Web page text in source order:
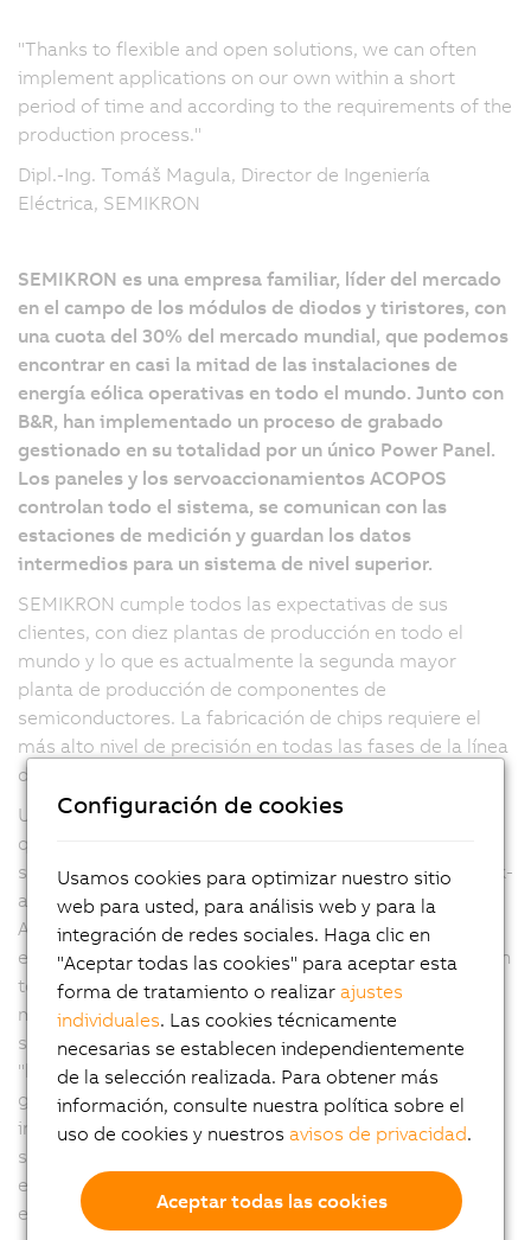
"Thanks to flexible and open solutions, we can often
implement applications on our own within a short
period of time and according to the requirements of the
production process."
Dipl.-Ing. Tomáš Magula, Director de Ingeniería
Eléctrica, SEMIKRON
SEMIKRON es una empresa familiar, líder del mercado
en el campo de los módulos de diodos y tiristores, con
una cuota del 30% del mercado mundial, que podemos
encontrar en casi la mitad de las instalaciones de
energía eólica operativas en todo el mundo. Junto con
B&R, han implementado un proceso de grabado
gestionado en su totalidad por un único Power Panel.
Los paneles y los servoaccionamientos ACOPOS
controlan todo el sistema, se comunican con las
estaciones de medición y guardan los datos
intermedios para un sistema de nivel superior.
SEMIKRON cumple todos las expectativas de sus
clientes, con diez plantas de producción en todo el
mundo y lo que es actualmente la segunda mayor
planta de producción de componentes de
semiconductores. La fabricación de chips requiere el
más alto nivel de precisión en todas las fases de la línea
de producción.
Un Power Panel gestiona todo el proceso de grabado,
que implementan junto con B&R. Los chips de
semiconductores se colocan mediante un sistema "pick-
and-place" equipado con cuatro servoaccionamientos
ACOPOS y un Power Panel de 10,4". Los paneles
equipados con servoaccionamientos ACOPOS controlan
todo el sistema, se comunican con las estaciones de
medición y guardan los datos intermedios para un
sistema de nivel superior. Para el proyecto actual de
"línea de medición", dos sistemas de Automation PC
gestionan todo el control de la consola. A través de la
integración completa de funciones de seguridad en el
sistema de automatización, openSAFETY garantiza un
entorno de trabajo seguro y funcional para los
empleados, al tiempo que reduce el cableado.
Configuración de cookies
Usamos cookies para optimizar nuestro sitio
web para usted, para análisis web y para la
integración de redes sociales. Haga clic en
"Aceptar todas las cookies" para aceptar esta
forma de tratamiento o realizarajustes
individuales. Las cookies técnicamente
necesarias se establecen independientemente
de la selección realizada. Para obtener más
información, consulte nuestra política sobre el
uso de cookies y nuestrosavisos de privacidad.
Aceptar todas las cookies